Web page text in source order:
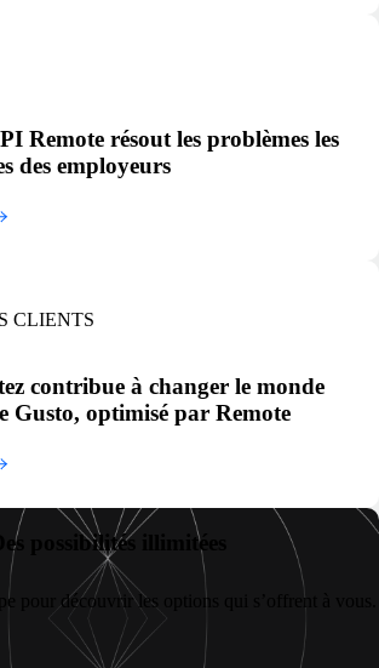
Remote résout les problèmes les
des employeurs
CLIENTS
contribue à changer le monde
Gusto, optimisé par Remote
Des possibilités illimitées
pour découvrir les options qui s’offrent à vous.